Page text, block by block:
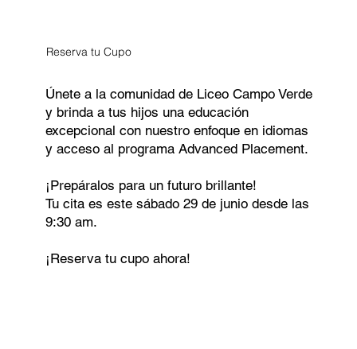
Reserva tu Cupo
Únete a la comunidad de Liceo Campo Verde
y brinda a tus hijos una educación
excepcional con nuestro enfoque en idiomas
y acceso al programa Advanced Placement.
¡Prepáralos para un futuro brillante!
Tu cita es este sábado 29 de junio desde las
9:30 am.
¡Reserva tu cupo ahora!